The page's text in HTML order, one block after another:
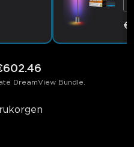
DreamView Bundle.